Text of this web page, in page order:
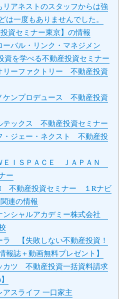
リアネストのスタッフからは強
は一度もありませんでした。
資セミナー東京】の情報
ーバル・リンク・マネジメン
資を学べる不動産投資セミナー
リーファクトリー 不動産投資
ケンプロデュース 不動産投資
テックス 不動産投資セミナー
・ジェー・ネクスト 不動産投
ＥＩＳＰＡＣＥ ＪＡＰＡＮ
ー
不動産投資セミナー １Rナビ
連の情報
ンシャルアカデミー株式会社
ラ 【失敗しない不動産投資！
報誌＋動画無料プレゼント】
カツ 不動産投資一括資料請求
アスライフ 一口家主